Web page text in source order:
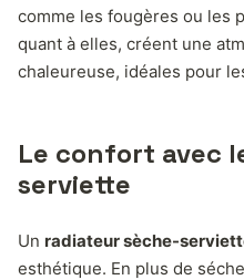
comme les fougères ou les
quant à elles, créent une
chaleureuse, idéales pour
Le confort avec
serviette
Un radiateur sèche-
esthétique. En plus de